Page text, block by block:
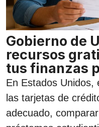
Gobierno de
recursos
tus finanzas
En Estados Unidos,
las tarjetas de
adecuado,